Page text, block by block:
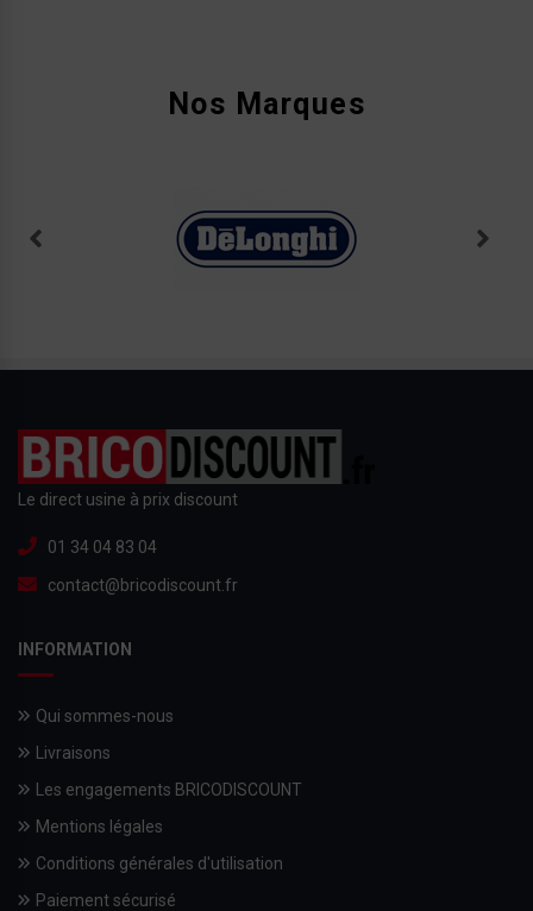
Nos Marques
Le direct usine à prix discount
01 34 04 83 04
contact@bricodiscount.fr
INFORMATION
Qui sommes-nous
Livraisons
Les engagements BRICODISCOUNT
Mentions légales
Conditions générales d'utilisation
Paiement sécurisé